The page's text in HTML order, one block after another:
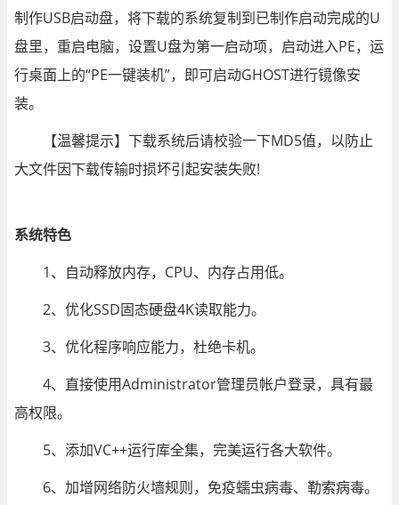
制作USB启动盘，将下载的系统复制到已制作启动完成的U
盘里，重启电脑，设置U盘为第一启动项，启动进入PE，运
行桌面上的“PE一键装机”，即可启动GHOST进行镜像安
装。
【温馨提示】下载系统后请校验一下MD5值，以防止
大文件因下载传输时损坏引起安装失败!
系统特色
1、自动释放内存，CPU、内存占用低。
2、优化SSD固态硬盘4K读取能力。
3、优化程序响应能力，杜绝卡机。
4、直接使用Administrator管理员帐户登录，具有最
高权限。
5、添加VC++运行库全集，完美运行各大软件。
6、加增网络防火墙规则，免疫蠕虫病毒、勒索病毒。